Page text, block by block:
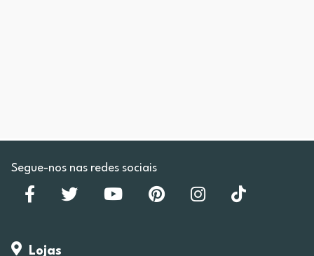
Segue-nos nas redes sociais
Lojas